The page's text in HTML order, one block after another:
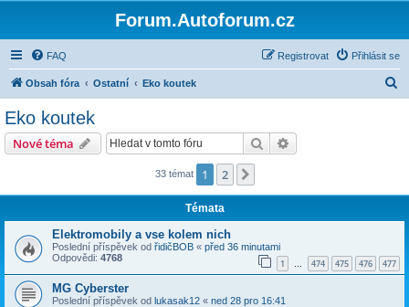
Forum.Autoforum.cz
FAQ Přihlásit se
Registrovat
Obsah fóra Ostatní Eko koutek
Eko koutek
Nové téma Hledat
33 témat 1 2
Témata
Elektromobily a vse kolem nich
Poslední příspěvek od řidičBOB « před 36 minutami
Odpovědi: 4768 1 … 474 475 476 477
MG Cyberster
Poslední příspěvek od lukasak12 « ned 28 pro 16:41